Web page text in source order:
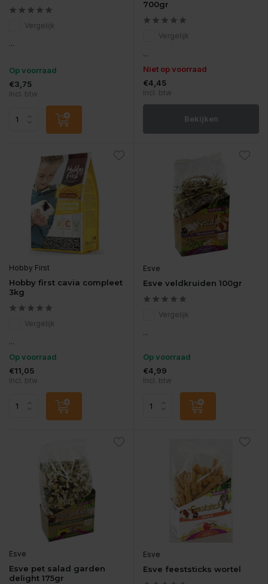
Vergelijk
...
Op voorraad
€3,75
Incl. btw
700gr
Vergelijk
...
Niet op voorraad
€4,45
Incl. btw
Bekijken
Hobby First
Hobby first cavia compleet
3kg
Vergelijk
...
Op voorraad
€11,05
Incl. btw
Esve
Esve veldkruiden 100gr
Vergelijk
...
Op voorraad
€4,99
Incl. btw
Esve
Esve pet salad garden
delight 175gr
Esve
Esve feeststicks wortel